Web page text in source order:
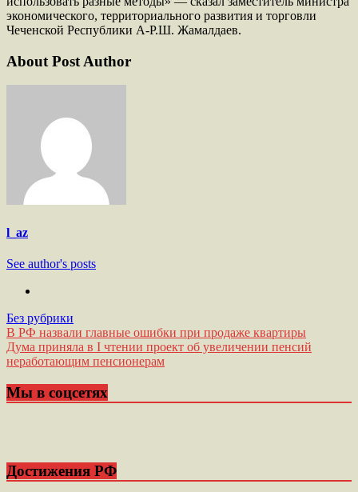
экономического, территориального развития и торговли
Чеченской Республики А-Р.Ш. Жамалдаев.
About Post Author
l_az
See author's posts
Без рубрики
Навигация
по
В РФ назвали главные ошибки при продаже квартиры
Дума приняла в I чтении проект об увеличении пенсий
неработающим пенсионерам
Мы в соцсетях
Достижения РФ